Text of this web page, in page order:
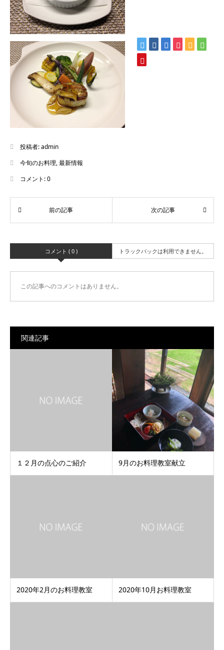
投稿者:admin
今旬のお料理,最新情報
コメント:0
コメント ( 0 ) トラックバックは利用できません。
この記事へのコメントはありません。
関連記事
１２月の点心のご紹介 9月のお料理教室献立
2020年2月のお料理教室 2020年10月お料理教室